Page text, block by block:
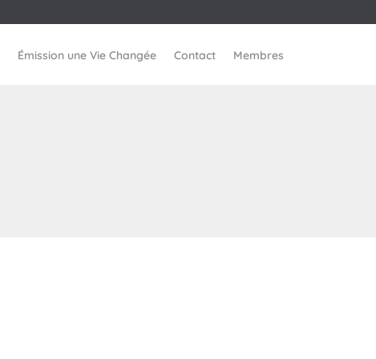
Émission une Vie Changée Contact Membres